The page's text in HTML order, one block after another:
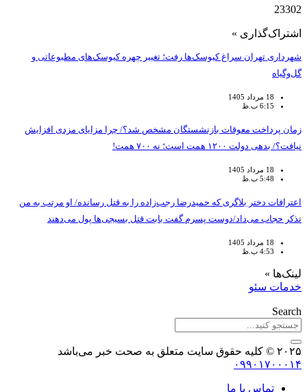
23302
اشتراک‌گذاری »
شهرداری تهران سراغ کیوسک‌ها رفت؛ تغییر چهره کیوسک‌های مطبوعاتی و
گل‌وگیاه
18 مرداد 1405
6:15 ب.ظ
زمان پرداخت معوقات بازنشستگان مشخص شد؟/ چرا مزایای مزدی افزایش
نیافت؟/ بدهی دولت ۱۲۰۰ همت است؛ نه ۷۰۰ همت!
18 مرداد 1405
5:48 ب.ظ
اعترافات دختر بلاگری که حمیدرضا رجب‌زاده را به قتل رسانده/ او مرتب به من
تذکر حجاب می‌داد/دوست پسرم گفت بابت قتل بسیجی‌ها پول می‌دهند
18 مرداد 1405
4:53 ب.ظ
لینک‌ها »
خدمات سئو
Search
۲۰۲۵ © کلیه حقوق سایت متعلق به صحت خبر می‌باشد
۰۹۹۰۱۷۰۰۰۱۴
تماس با ما